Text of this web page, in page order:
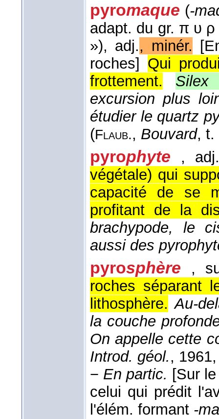
pyromaque (-
adapt. du gr. π υ
»), adj., minér.
roches]
Qui
frottement.
Silex
excursion plus
étudier le quartz
(Flaub., Bouvard, t.
pyrophyte
,
végétale) qui
capacité de se
profitant de la
brachypode, le
aussi des
pyrosphère
,
roches séparant
lithosphère. Au-
la couche
On appelle cette
Introd. géol., 1961
− En partic. [Sur
celui qui prédit
l'élém. formant -